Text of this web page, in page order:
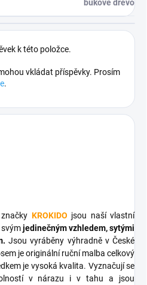
bukové dřevo
k této položce.
vkládat příspěvky. Prosím
.
KROKIDO jsou naší vlastní
jedinečným vzhledem, sytými
Jsou vyráběny výhradně v České
je originální ruční malba celkový
je vysoká kvalita. Vyznačují se
v nárazu i v tahu a jsou